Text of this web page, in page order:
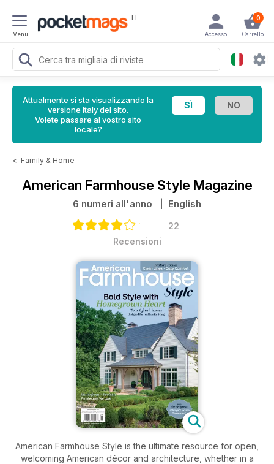
Menu
IT 0
Carrello
Accesso
Attualmente si sta visualizzando la
versione Italy del sito.
Volete passare al vostro sito
locale?
< Family & Home
American Farmhouse Style Magazine
6 numeri all'anno | English
22
Recensioni
American Farmhouse Style is the ultimate resource for open,
welcoming American décor and architecture, whether in a